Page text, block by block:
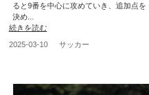
ると9番を中心に攻めていき、追加点を
決め...
続きを読む
2025-03-10
サッカー